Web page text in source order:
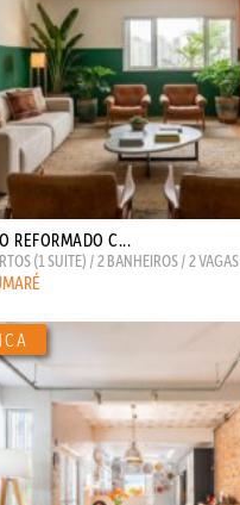
REFORMADO C...
(1 SUITE) / 2 BANHEIROS / 2 VAGAS